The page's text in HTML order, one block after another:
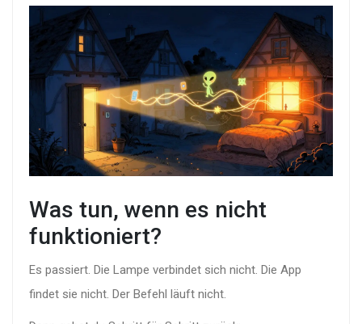
Was tun, wenn es nicht
funktioniert?
Es passiert. Die Lampe verbindet sich nicht. Die App
findet sie nicht. Der Befehl läuft nicht.